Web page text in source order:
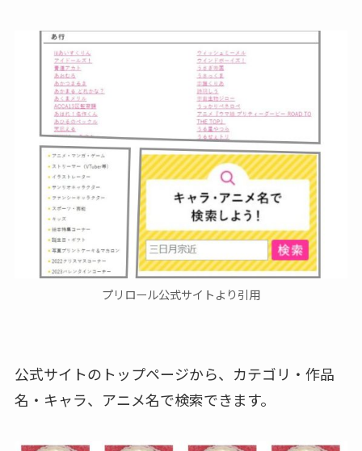
プリロール公式サイトより引用
公式サイトのトップページから、カテゴリ・作品
名・キャラ、アニメ名で検索できます。